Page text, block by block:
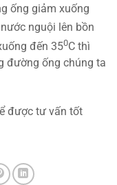
ống giảm xuống
nguội lên bồn
đến 350C thì
đường ống chúng ta
được tư vấn tốt